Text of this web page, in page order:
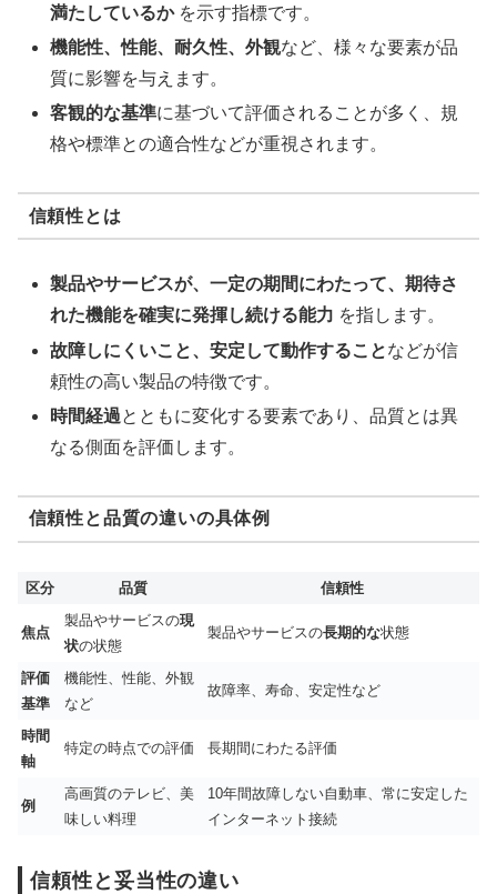
満たしているかを示す指標です。
機能性、性能、耐久性、外観など、様々な要素が品
質に影響を与えます。
客観的な基準に基づいて評価されることが多く、規
格や標準との適合性などが重視されます。
信頼性とは
製品やサービスが、一定の期間にわたって、期待さ
れた機能を確実に発揮し続ける能力 を指します。
故障しにくいこと、安定して動作することなどが信
頼性の高い製品の特徴です。
時間経過とともに変化する要素であり、品質とは異
なる側面を評価します。
信頼性と品質の違いの具体例
区分 品質 信頼性
焦点
製品やサービスの現
状の状態
製品やサービスの長期的な状態
評価
基準
機能性、性能、外観
など
故障率、寿命、安定性など
時間
軸
特定の時点での評価 長期間にわたる評価
例
高画質のテレビ、美
味しい料理
10年間故障しない自動車、常に安定した
インターネット接続
信頼性と妥当性の違い